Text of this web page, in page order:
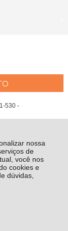
nossa
de
você nos
cookies e
dúvidas,
530 -
-